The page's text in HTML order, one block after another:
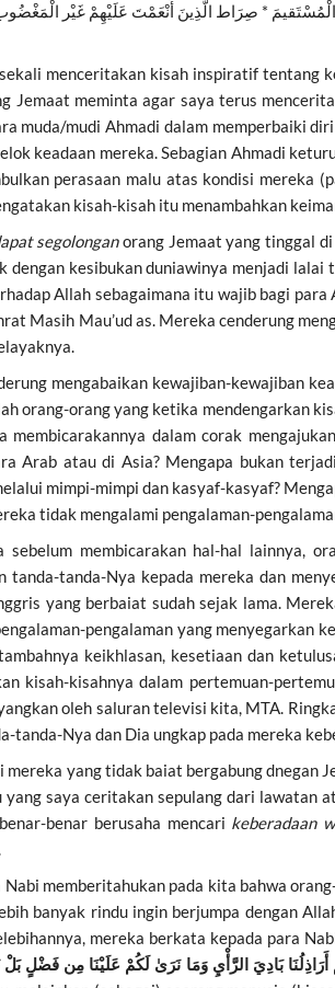
الْمُسْتَقيمَ * صِرَاط الَّذِينَ أَنْعَمْتَ عَلَيْهِمْ غَيْر
menceritakan kisah inspiratif tentang
Jemaat meminta agar saya terus
muda/mudi Ahmadi dalam memperbaiki
keadaan mereka. Sebagian Ahmadi
perasaan malu atas kondisi mereka
kisah-kisah itu menambahkan
segolonganorang Jemaat yang tinggal
dengan kesibukan duniawinya menjadi lalai
Allah sebagaimana itu wajib bagi
Masih Mau’ud as. Mereka cenderung
mengabaikan kewajiban-kewajiban
orang-orang yang ketika mendengarkan
membicarakannya dalam corak
Arab atau di Asia? Mengapa bukan
mimpi-mimpi dan kasyaf-kasyaf?
tidak mengalami pengalaman-
sebelum membicarakan hal-hal lainnya,
tanda-tanda-Nya kepada mereka dan
yang berbaiat sudah sejak lama.
pengalaman yang menyegarkan
keikhlasan, kesetiaan dan
kisah-kisahnya dalam pertemuan-
oleh saluran televisi kita, MTA.
tanda-Nya dan Dia ungkap pada mereka
mereka yang tidak baiat bergabung dnegan
yang saya ceritakan sepulang dari lawatan
benar berusaha mencari keberadaan
Nabi memberitahukan pada kita bahwa
banyak rindu ingin berjumpa dengan
mereka berkata kepada para
أَرَاذِلُنَا بَادِيَ الرَّأْيِ وَمَا نَرَىٰ لَكُمْ عَلَيْنَا مِن فَضْلٍ